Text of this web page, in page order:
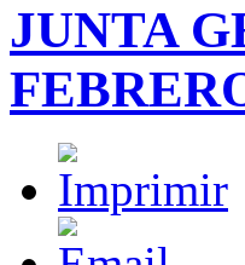
JUNTA